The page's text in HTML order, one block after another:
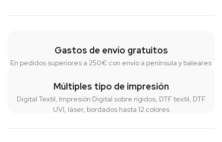
Gastos de envío gratuitos
En pedidos superiores a 250€ con envío a península y baleares
Múltiples tipo de impresión
Digital Textil, Impresión Digital sobre rígidos, DTF textil, DTF
UVI, láser, bordados hasta 12 colores